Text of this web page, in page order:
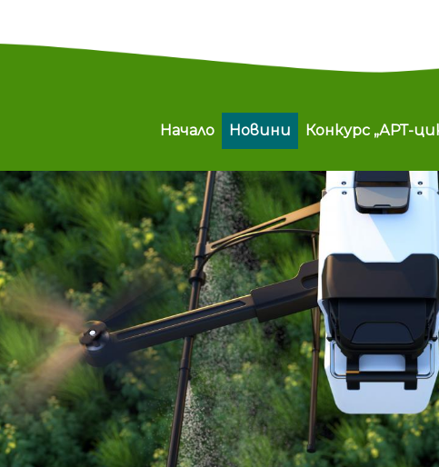
Main navigation
Начало Новини Конкурс „АРТ-